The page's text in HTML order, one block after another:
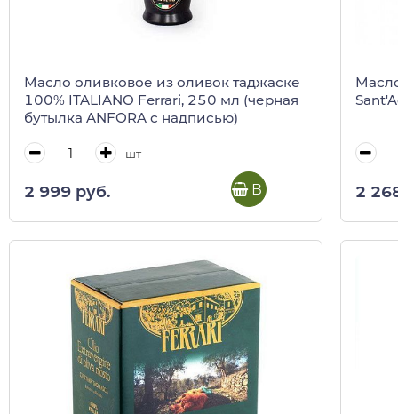
Масло оливковое из оливок таджаске
100% ITALIANO Ferrari, 250 мл (черная
бутылка ANFORA с надписью)
шт
2 999 руб. В корзину 2